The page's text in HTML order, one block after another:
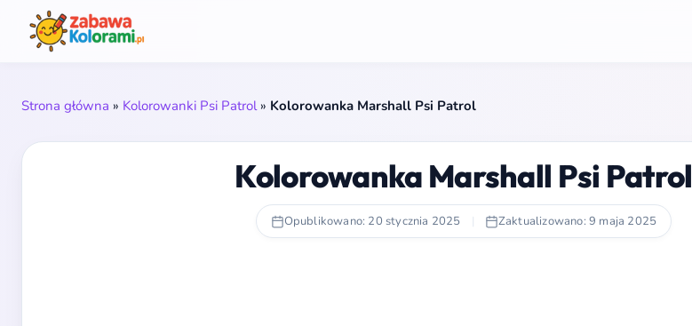
Strona główna » Kolorowanki Psi Patrol» Kolorowanka Marshall Psi Patrol
Kolorowanka Marshall Psi Patrol
Opublikowano: 20 stycznia 2025 | Zaktualizowano: 9 maja 2025